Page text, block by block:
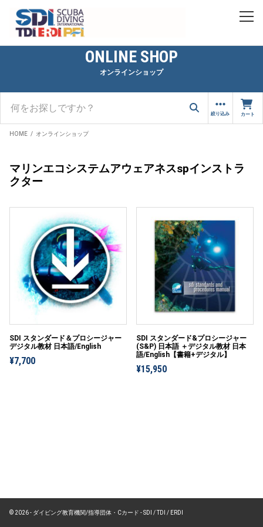
ONLINE SHOP
オンラインショップ
絞り込み カート
HOME オンラインショップ
マリンエコシステムアウェアネスspインストラ
クター
SDI スタンダード＆プロシージャー
デジタル教材 日本語/English
¥7,700
SDI スタンダード&プロシージャー
(S&P) 日本語 ＋デジタル教材 日本
語/English【書籍+デジタル】
¥15,950
© 2026 - ダイビング教育機関/指導団体・Cカード - SDI / TDI / ERDI